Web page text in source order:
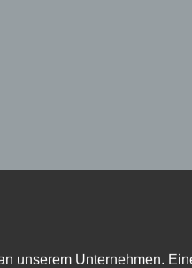
berufen
unserem Unternehmen.